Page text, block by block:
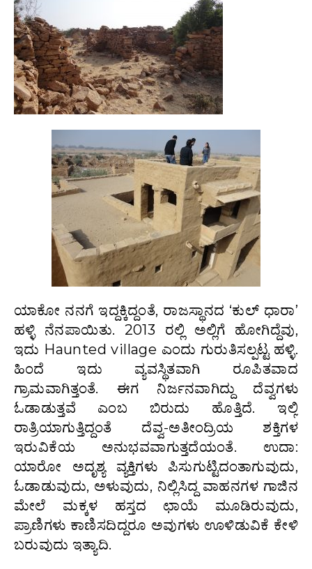
ಯಾಕೋ ನನಗೆ ಇದ್ದಕ್ಕಿದ್ದಂತೆ, ರಾಜಸ್ಥಾನದ ‘ಕುಲ್ ಧಾರಾ’
ಹಳ್ಳಿ ನೆನಪಾಯಿತು. 2013 ರಲ್ಲಿ ಅಲ್ಲಿಗೆ ಹೋಗಿದ್ದೆವು,
ಇದು Haunted village ಎಂದು ಗುರುತಿಸಲ್ಪಟ್ಟ ಹಳ್ಳಿ.
ಹಿಂದೆ ಇದು ವ್ಯವಸ್ಥಿತವಾಗಿ ರೂಪಿತವಾದ
ಗ್ರಾಮವಾಗಿತ್ತಂತೆ. ಈಗ ನಿರ್ಜನವಾಗಿದ್ದು ದೆವ್ವಗಳು
ಓಡಾಡುತ್ತವೆ ಎಂಬ ಬಿರುದು ಹೊತ್ತಿದೆ. ಇಲ್ಲಿ
ರಾತ್ರಿಯಾಗುತ್ತಿದ್ದಂತೆ ದೆವ್ವ-ಅತೀಂದ್ರಿಯ ಶಕ್ತಿಗಳ
ಇರುವಿಕೆಯ ಅನುಭವವಾಗುತ್ತದೆಯಂತೆ. ಉದಾ:
ಯಾರೋ ಅದೃಶ್ಯ ವ್ಯಕ್ತಿಗಳು ಪಿಸುಗುಟ್ಟಿದಂತಾಗುವುದು,
ಓಡಾಡುವುದು, ಅಳುವುದು, ನಿಲ್ಲಿಸಿದ್ದ ವಾಹನಗಳ ಗಾಜಿನ
ಮೇಲೆ ಮಕ್ಕಳ ಹಸ್ತದ ಛಾಯೆ ಮೂಡಿರುವುದು,
ಪ್ರಾಣಿಗಳು ಕಾಣಿಸದಿದ್ದರೂ ಅವುಗಳು ಊಳಿಡುವಿಕೆ ಕೇಳಿ
ಬರುವುದು ಇತ್ಯಾದಿ.